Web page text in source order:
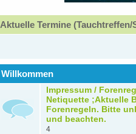
Aktuelle Termine
Willkommen
Impressum /
Netiquette ;Aktuelle
Forenregeln. Bitte
und beachten.
4